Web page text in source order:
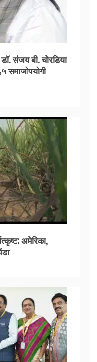
संजय बी. चोरडिया
समाजोपयोगी
अमेरिका,